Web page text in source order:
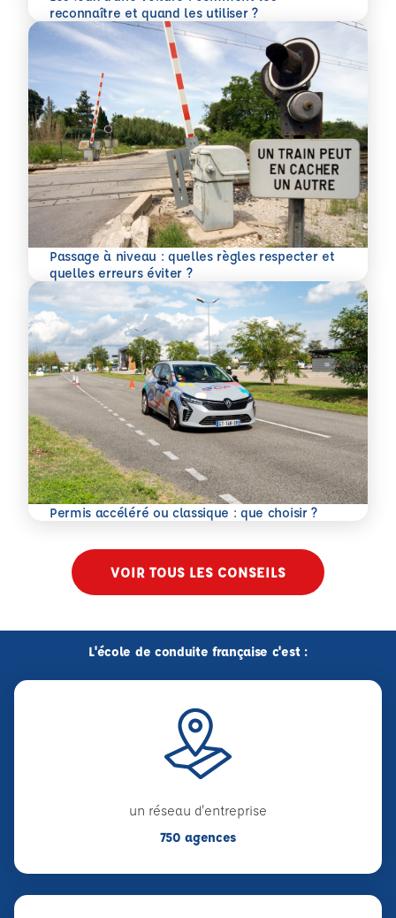
reconnaître et quand les utiliser ?
En savoir plus
Passage à niveau : quelles règles respecter et
quelles erreurs éviter ?
En savoir plus
Permis accéléré ou classique : que choisir ?
En savoir plus
VOIR TOUS LES CONSEILS
L'école de conduite française c'est :
un réseau d'entreprise
750 agences